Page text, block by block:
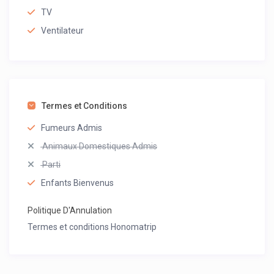
TV
Ventilateur
Termes et Conditions
Fumeurs Admis
Animaux Domestiques Admis
Parti
Enfants Bienvenus
Politique D'Annulation
Termes et conditions Honomatrip